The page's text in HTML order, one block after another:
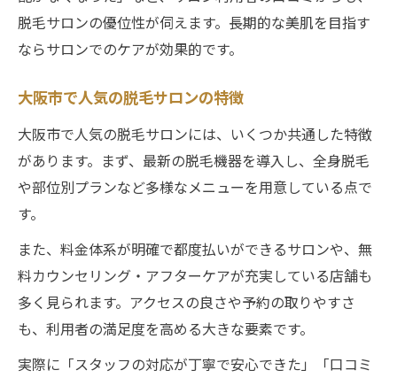
脱毛サロンの優位性が伺えます。長期的な美肌を目指す
ならサロンでのケアが効果的です。
大阪市で人気の脱毛サロンの特徴
大阪市で人気の脱毛サロンには、いくつか共通した特徴
があります。まず、最新の脱毛機器を導入し、全身脱毛
や部位別プランなど多様なメニューを用意している点で
す。
また、料金体系が明確で都度払いができるサロンや、無
料カウンセリング・アフターケアが充実している店舗も
多く見られます。アクセスの良さや予約の取りやすさ
も、利用者の満足度を高める大きな要素です。
実際に「スタッフの対応が丁寧で安心できた」「口コミ